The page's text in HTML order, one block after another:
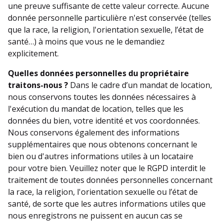
une preuve suffisante de cette valeur correcte. Aucune
donnée personnelle particulière n'est conservée (telles
que la race, la religion, l'orientation sexuelle, l’état de
santé…) à moins que vous ne le demandiez
explicitement.
Quelles données personnelles du propriétaire
traitons-nous ? Dans le cadre d’un mandat de location,
nous conservons toutes les données nécessaires à
l'exécution du mandat de location, telles que les
données du bien, votre identité et vos coordonnées.
Nous conservons également des informations
supplémentaires que nous obtenons concernant le
bien ou d'autres informations utiles à un locataire
pour votre bien. Veuillez noter que le RGPD interdit le
traitement de toutes données personnelles concernant
la race, la religion, l'orientation sexuelle ou l’état de
santé, de sorte que les autres informations utiles que
nous enregistrons ne puissent en aucun cas se